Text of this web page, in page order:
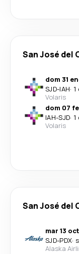
San José del
dom 31
SJD-IAH·
Volaris
dom 07
IAH-SJD·
Volaris
San José del
mar 13 oct
SJD-PDX·
Alaska